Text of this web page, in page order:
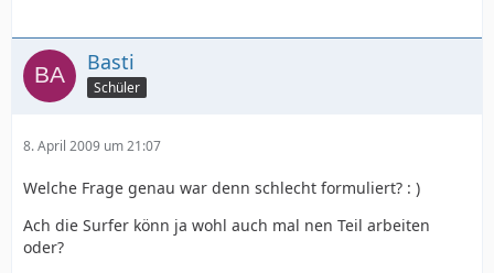
Basti
Schüler
8. April 2009 um 21:07
Welche Frage genau war denn schlecht formuliert? : )
Ach die Surfer könn ja wohl auch mal nen Teil arbeiten
oder?